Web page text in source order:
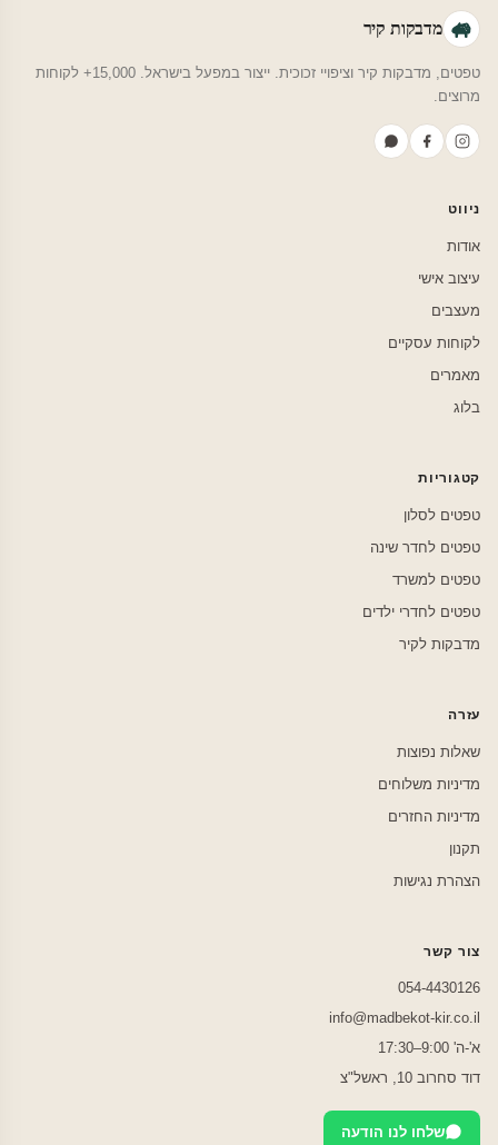
מדבקות קיר
טפטים, מדבקות קיר וציפויי זכוכית. ייצור במפעל בישראל. 15,000+ לקוחות
מרוצים.
ניווט
אודות
עיצוב אישי
מעצבים
לקוחות עסקיים
מאמרים
בלוג
קטגוריות
טפטים לסלון
טפטים לחדר שינה
טפטים למשרד
טפטים לחדרי ילדים
מדבקות לקיר
עזרה
שאלות נפוצות
מדיניות משלוחים
מדיניות החזרים
תקנון
הצהרת נגישות
צור קשר
054-4430126
info@madbekot-kir.co.il
א'-ה' 9:00–17:30
דוד סחרוב 10, ראשל"צ
שלחו לנו הודעה